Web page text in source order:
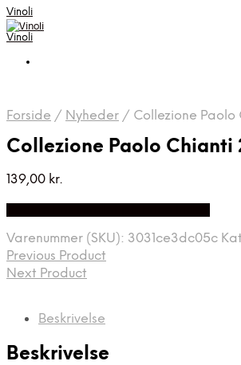
Vinoli
Vinoli
Forside / Nyheder / Collezione Paolo
Collezione Paolo Chianti
139,00 kr.
Varenummer (SKU): 3031ce3dc05c
Previous Product
Next Product
Beskrivelse
Beskrivelse